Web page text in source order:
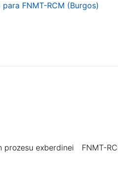
FNMT-RCM (Burgos)
exberdinei
FNMT-